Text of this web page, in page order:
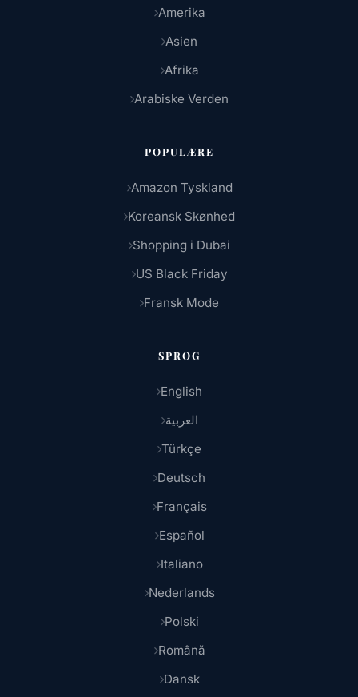
Amerika
Asien
Afrika
Arabiske Verden
POPULÆRE
Amazon Tyskland
Koreansk Skønhed
Shopping i Dubai
US Black Friday
Fransk Mode
SPROG
English
العربية
Türkçe
Deutsch
Français
Español
Italiano
Nederlands
Polski
Română
Dansk